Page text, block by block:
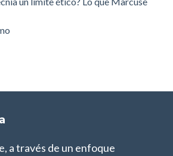
a través de un enfoque